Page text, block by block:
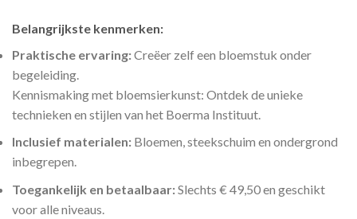
Belangrijkste kenmerken:
Praktische ervaring:Creëer zelf een bloemstuk onder
begeleiding.
Kennismaking met bloemsierkunst: Ontdek de unieke
technieken en stijlen van het Boerma Instituut.
Inclusief materialen: Bloemen, steekschuim en ondergrond
inbegrepen.
Toegankelijk en betaalbaar:Slechts € 49,50 en geschikt
voor alle niveaus.